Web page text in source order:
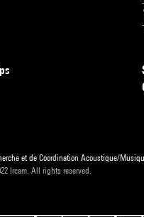
et de Coordination Acoustique/
Ircam. All rights reserved.